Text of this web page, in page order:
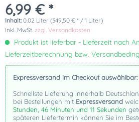
6,99 € *
Inhalt: 0.02 Liter (349,50 € * / 1 Liter)
inkl. MwSt. zzgl. Versandkosten
Produkt ist lieferbar - Lieferzeit nach
Lieferzeitberechnung bzw.
Expressversand im Checkout auswählbar:
Schnellste Lieferung innerhalb
bei Bestellungen mit Expressversand
Stunden, 46 Minuten und 10 Sekunden
späteren Liefertermin können Sie im